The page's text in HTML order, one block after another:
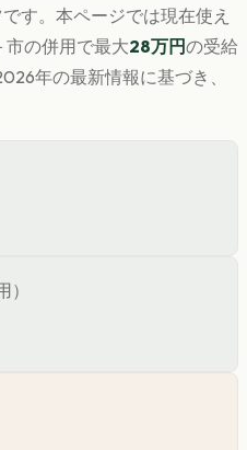
す。 本ページでは現在使え
市の併用で最大28万円の受給
年の最新情報に基づき、